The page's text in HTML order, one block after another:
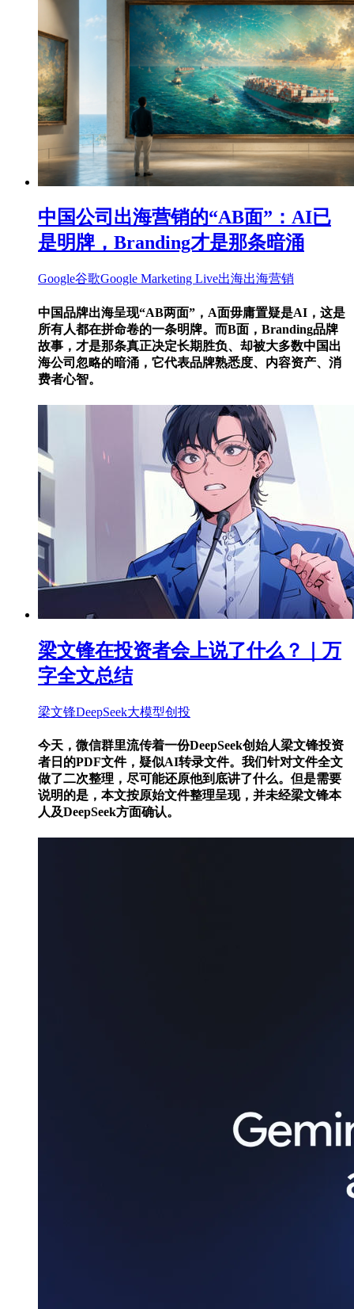
中国公司出海营销的“AB面”：AI已
是明牌，Branding才是那条暗涌
Google谷歌Google Marketing Live出海出海营销
中国品牌出海呈现“AB两面”，A面毋庸置疑是AI，这是
所有人都在拼命卷的一条明牌。而B面，Branding品牌
故事，才是那条真正决定长期胜负、却被大多数中国出
海公司忽略的暗涌，它代表品牌熟悉度、内容资产、消
费者心智。
梁文锋在投资者会上说了什么？｜万
字全文总结
梁文锋DeepSeek大模型创投
今天，微信群里流传着一份DeepSeek创始人梁文锋投资
者日的PDF文件，疑似AI转录文件。我们针对文件全文
做了二次整理，尽可能还原他到底讲了什么。但是需要
说明的是，本文按原始文件整理呈现，并未经梁文锋本
人及DeepSeek方面确认。